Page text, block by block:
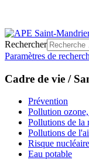
Rechercher
Paramètres de
Cadre de vie /
Prévention
Pollution
Pollutions de la
Pollutions de
Risque nucléaire
Eau potable